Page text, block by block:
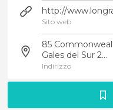
http://
Sito web
85
Gales del Sur 2...
Indirizzo